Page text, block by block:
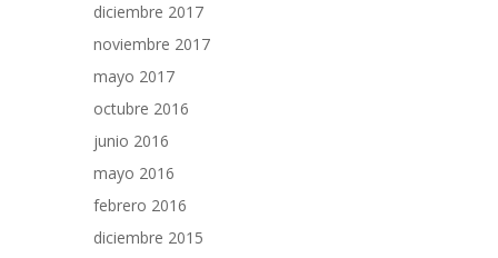
diciembre 2017
noviembre 2017
mayo 2017
octubre 2016
junio 2016
mayo 2016
febrero 2016
diciembre 2015